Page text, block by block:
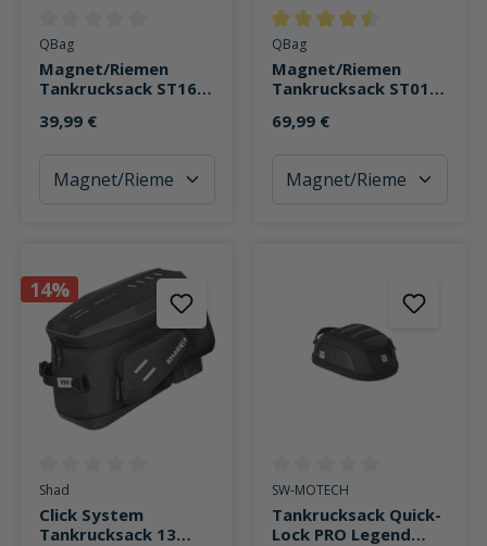
Durchschnittliche Bewertung von 0 von 5 Sternen
QBag
Magnet/Riemen
Tankrucksack ST16 3
39,99 €
Durchschnittliche Bewertung
QBag
Magnet/Riemen
Tankrucksack ST01
69,99 €
14%
Durchschnittliche Bewertung von 0 von 5 Sternen
Shad
Click System
Tankrucksack 13
Durchschnittliche Bewertung
SW-MOTECH
Tankrucksack Quick-
Lock PRO Legend